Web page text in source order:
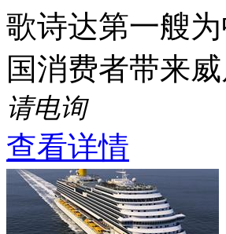
歌诗达第一艘
国消费者带来
请电询
查看详情